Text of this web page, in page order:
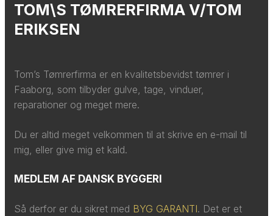
TOM\S TØMRERFIRMA V/TOM
ERIKSEN
Tom’s Tømrerfirma er en kvalitetsbevidst tømrer i
Faaborg, som tilbyder gulve, tage, vinduer,
reparationer og meget mere.​​
​Du er altid meget velkommen til at skrive en e-mail til
mig, eller give mig et kald.​
MEDLEM AF DANSK BYGGERI
Så derfor er du sikret med BYG GARANTI. Det er et